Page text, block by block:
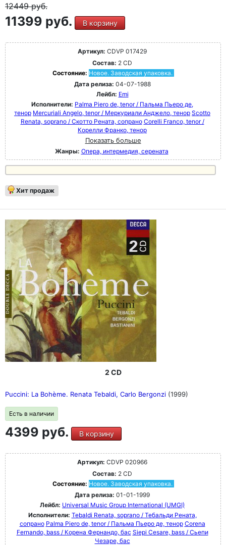
12449руб.
11399 руб. В корзину
Артикул: CDVP 017429
Состав: 2 CD
Состояние: Новое. Заводская упаковка.
Дата релиза: 04-07-1988
Лейбл: Emi
Исполнители: Palma Piero de, tenor / Пальма Пьеро де,
тенор Mercuriali Angelo, tenor / Меркуриали Анджело, тенор Scotto
Renata, soprano / Скотто Рената, сопрано Corelli Franco, tenor /
Корелли Франко, тенор
Показать больше
Жанры: Опера, интермедия, серената
Хит продаж
2 CD
Puccini: La Bohème. Renata Tebaldi, Carlo Bergonzi (1999)
Есть в наличии
4399 руб. В корзину
Артикул: CDVP 020966
Состав: 2 CD
Состояние: Новое. Заводская упаковка.
Дата релиза: 01-01-1999
Лейбл: Universal Music Group International (UMGI)
Исполнители: Tebaldi Renata, soprano / Тебальди Рената,
сопрано Palma Piero de, tenor / Пальма Пьеро де, тенор Corena
Fernando, bass / Корена Фернандо, бас Siepi Cesare, bass / Сьепи
Чезаре, бас